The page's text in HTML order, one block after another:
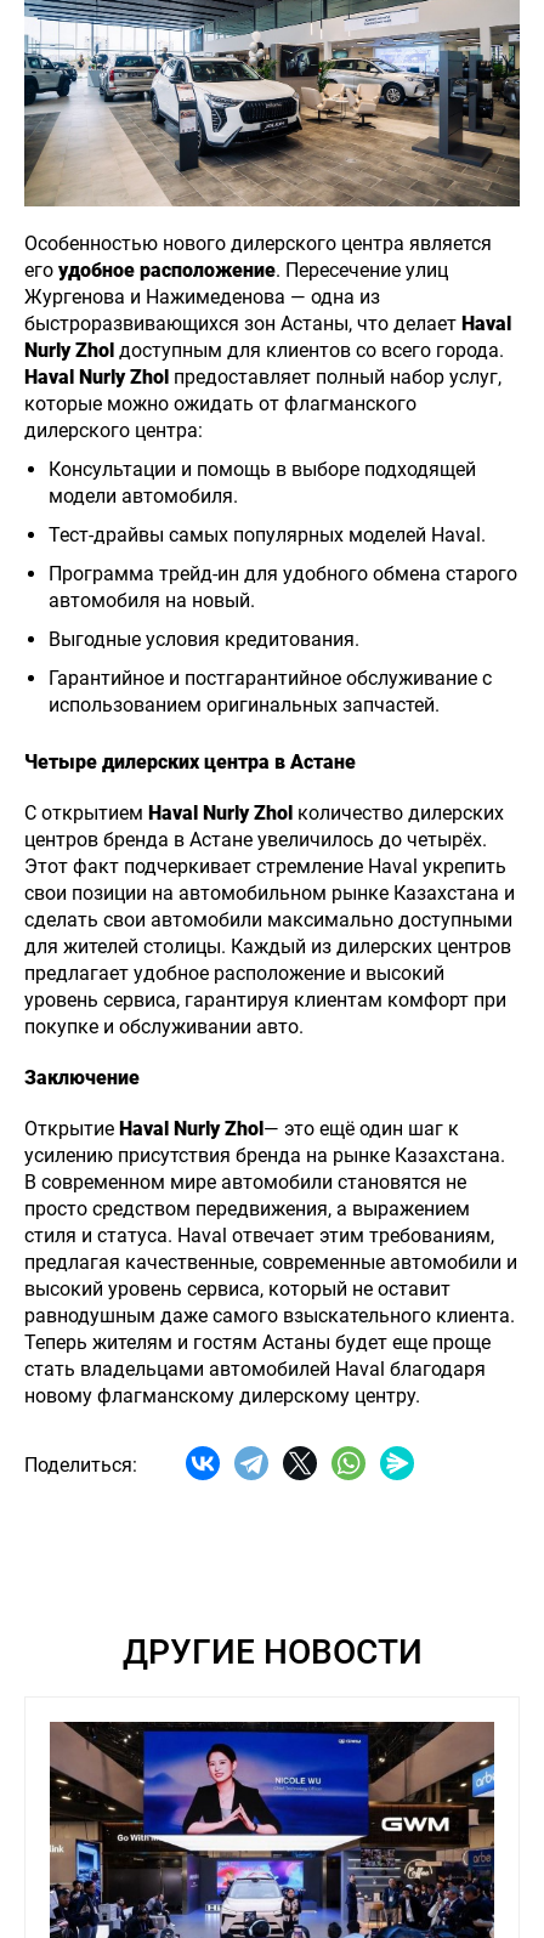
КОНТАКТЫ
8 (771)
944-44-04
Haval Al-
Farabi
Особенностью нового дилерского центра является
его удобное расположение. Пересечение улиц
Жургенова и Нажимеденова — одна из
быстроразвивающихся зон Астаны, что делает Haval
Nurly Zhol доступным для клиентов со всего города.
Haval Nurly Zhol предоставляет полный набор услуг,
которые можно ожидать от флагманского
дилерского центра:
Консультации и помощь в выборе подходящей
модели автомобиля.
Тест-драйвы самых популярных моделей Haval.
Программа трейд-ин для удобного обмена старого
автомобиля на новый.
Выгодные условия кредитования.
Гарантийное и постгарантийное обслуживание с
использованием оригинальных запчастей.
Четыре дилерских центра в Астане
С открытием Haval Nurly Zhol количество дилерских
центров бренда в Астане увеличилось до четырёх.
Этот факт подчеркивает стремление Haval укрепить
свои позиции на автомобильном рынке Казахстана и
сделать свои автомобили максимально доступными
для жителей столицы. Каждый из дилерских центров
предлагает удобное расположение и высокий
уровень сервиса, гарантируя клиентам комфорт при
покупке и обслуживании авто.
Заключение
Открытие Haval Nurly Zhol— это ещё один шаг к
усилению присутствия бренда на рынке Казахстана.
В современном мире автомобили становятся не
просто средством передвижения, а выражением
стиля и статуса. Haval отвечает этим требованиям,
предлагая качественные, современные автомобили и
высокий уровень сервиса, который не оставит
равнодушным даже самого взыскательного клиента.
Теперь жителям и гостям Астаны будет еще проще
стать владельцами автомобилей Haval благодаря
новому флагманскому дилерскому центру.
Поделиться:
ДРУГИЕ НОВОСТИ